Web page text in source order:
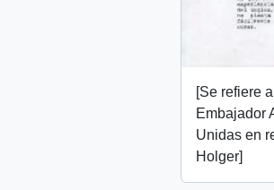
[Se refiere
Embajador
Unidas en
Holger]